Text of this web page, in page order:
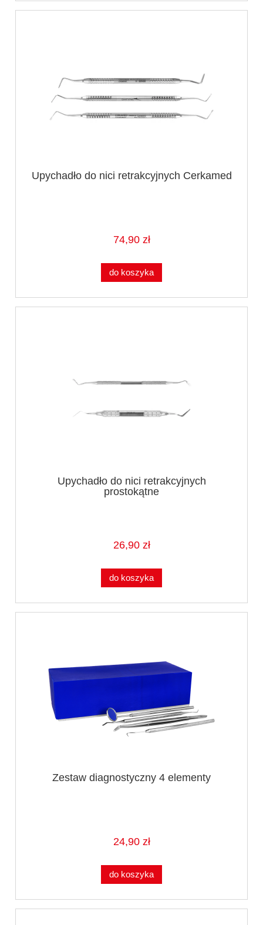
Upychadło do nici retrakcyjnych Cerkamed
74,90 zł
do koszyka
Upychadło do nici retrakcyjnych
prostokątne
26,90 zł
do koszyka
Zestaw diagnostyczny 4 elementy
24,90 zł
do koszyka